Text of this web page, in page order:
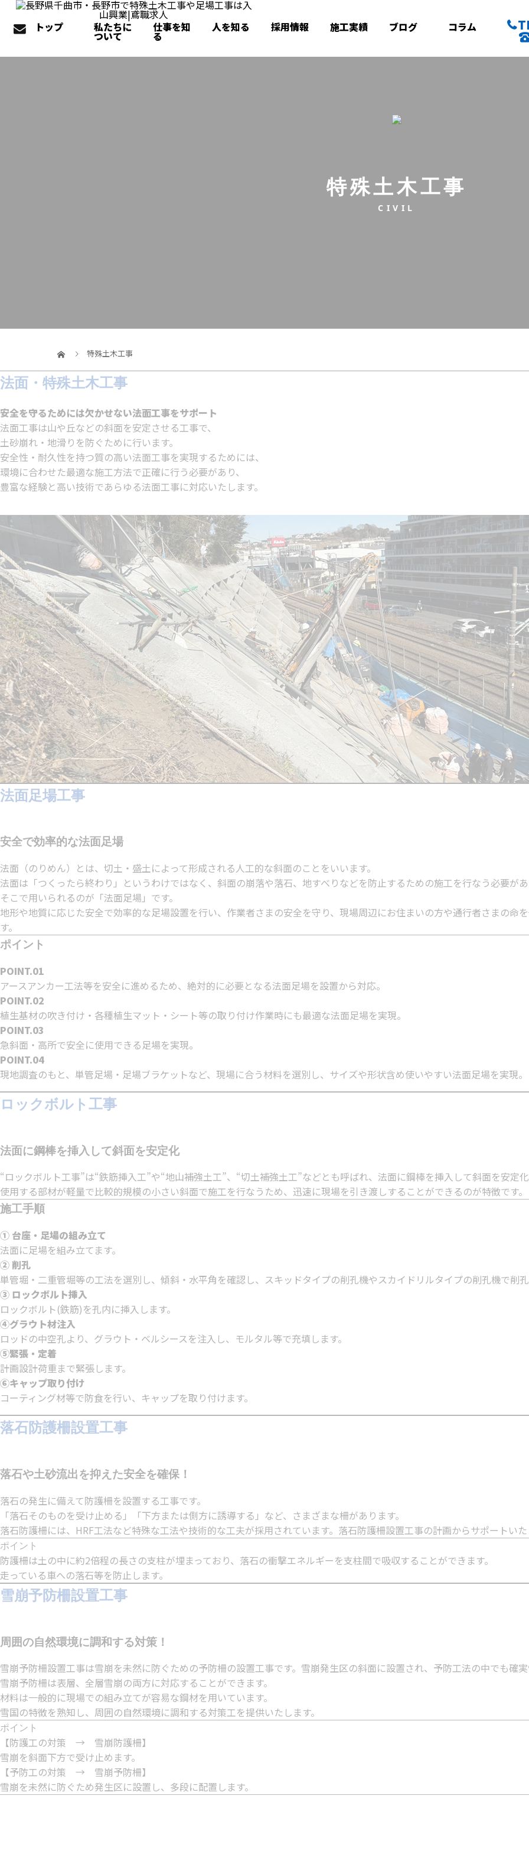
トップ 私たちに
ついて
仕事を知
る
人を知る 採用情報 施工実績 ブログ コラム
特殊土木工事
CIVIL
特殊土木工事
法面・特殊土木工事
安全を守るためには欠かせない法面工事をサポート
法面工事は山や丘などの斜面を安定させる工事で、
土砂崩れ・地滑りを防ぐために行います。
安全性・耐久性を持つ質の高い法面工事を実現するためには、
環境に合わせた最適な施工方法で正確に行う必要があり、
豊富な経験と高い技術であらゆる法面工事に対応いたします。
法面足場工事
安全で効率的な法面足場
法面（のりめん）とは、切土・盛土によって形成される人工的な斜面のことをいいます。
法面は「つくったら終わり」というわけではなく、斜面の崩落や落石、地すべりなどを防止するための施工を行なう必要が
そこで用いられるのが「法面足場」です。
地形や地質に応じた安全で効率的な足場設置を行い、作業者さまの安全を守り、現場周辺にお住まいの方や通行者さまの命
す。
ポイント
POINT.01
アースアンカー工法等を安全に進めるため、絶対的に必要となる法面足場を設置から対応。
POINT.02
植生基材の吹き付け・各種植生マット・シート等の取り付け作業時にも最適な法面足場を実現。
POINT.03
急斜面・高所で安全に使用できる足場を実現。
POINT.04
現地調査のもと、単管足場・足場ブラケットなど、現場に合う材料を選別し、サイズや形状含め使いやすい法面足場を実現。
ロックボルト工事
法面に鋼棒を挿入して斜面を安定化
“ロックボルト工事”は“鉄筋挿入工”や“地山補強土工”、“切土補強土工”などとも呼ばれ、法面に鋼棒を挿入して斜面を安定
使用する部材が軽量で比較的規模の小さい斜面で施工を行なうため、迅速に現場を引き渡しすることができるのが特徴です。
施工手順
① 台座・足場の組み立て
法面に足場を組み立てます。
② 削孔
単管堀・二重管堀等の工法を選別し、傾斜・水平角を確認し、スキッドタイプの削孔機やスカイドリルタイプの削孔機で削
③ ロックボルト挿入
ロックボルト(鉄筋)を孔内に挿入します。
④グラウト材注入
ロッドの中空孔より、グラウト・ベルシースを注入し、モルタル等で充填します。
⑤緊張・定着
計画設計荷重まで緊張します。
⑥キャップ取り付け
コーティング材等で防食を行い、キャップを取り付けます。
落石防護柵設置工事
落石や土砂流出を抑えた安全を確保！
落石の発生に備えて防護柵を設置する工事です。
「落石そのものを受け止める」「下方または側方に誘導する」など、さまざまな柵があります。
落石防護柵には、HRF工法など特殊な工法や技術的な工夫が採用されています。落石防護柵設置工事の計画からサポートい
ポイント
防護柵は土の中に約2倍程の長さの支柱が埋まっており、落石の衝撃エネルギーを支柱間で吸収することができます。
走っている車への落石等を防止します。
雪崩予防柵設置工事
周囲の自然環境に調和する対策！
雪崩予防柵設置工事は雪崩を未然に防ぐための予防柵の設置工事です。雪崩発生区の斜面に設置され、予防工法の中でも確
雪崩予防柵は表層、全層雪崩の両方に対応することができます。
材料は一般的に現場での組み立てが容易な鋼材を用いています。
雪国の特徴を熟知し、周囲の自然環境に調和する対策工を提供いたします。
ポイント
【防護工の対策 → 雪崩防護柵】
雪崩を斜面下方で受け止めます。
【予防工の対策 → 雪崩予防柵】
雪崩を未然に防ぐため発生区に設置し、多段に配置します。